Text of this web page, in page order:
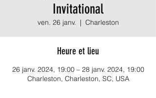
Invitational
ven. 26 janv.
  |
Charleston
Heure et lieu
26 janv. 2024, 19:00 – 28 janv. 2024, 19:00
Charleston, Charleston, SC, USA